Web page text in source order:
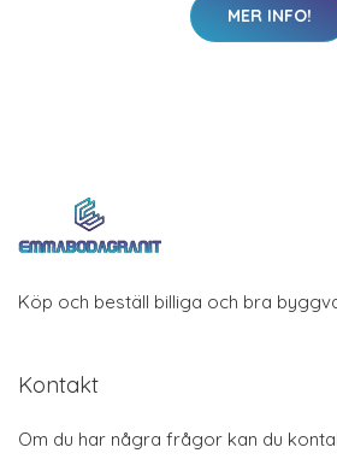
MER INFO!
Köp och beställ billiga och bra
Kontakt
Om du har några frågor kan du